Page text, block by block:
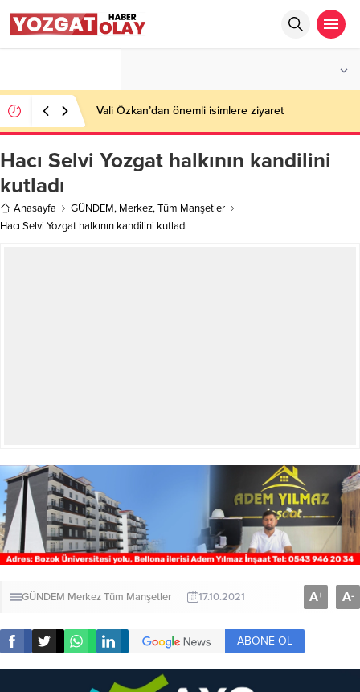
Vali Özkan’dan önemli isimlere ziyaret
Hacı Selvi Yozgat halkının kandilini
kutladı
Anasayfa GÜNDEM, Merkez,Tüm Manşetler
Hacı Selvi Yozgat halkının kandilini kutladı
GÜNDEM MerkezTüm Manşetler 17.10.2021 A+ A-
ABONE OL